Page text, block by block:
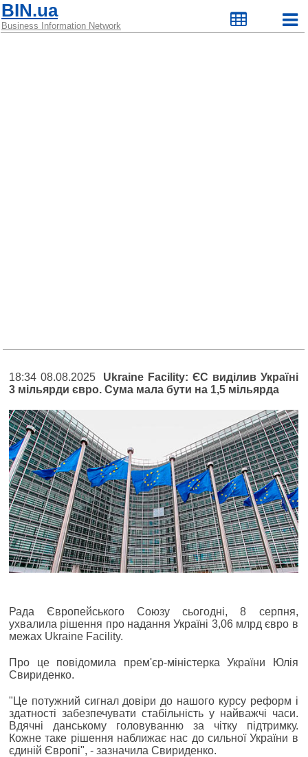
BIN.ua
Business Information Network
18:34 08.08.2025 Ukraine Facility: ЄС виділив Україні
3 мільярди євро. Сума мала бути на 1,5 мільярда
Рада Європейського Союзу сьогодні, 8 серпня,
ухвалила рішення про надання Україні 3,06 млрд євро в
межах Ukraine Facility.
Про це повідомила прем'єр-міністерка України Юлія
Свириденко.
"Це потужний сигнал довіри до нашого курсу реформ і
здатності забезпечувати стабільність у найважчі часи.
Вдячні данському головуванню за чітку підтримку.
Кожне таке рішення наближає нас до сильної України в
єдиній Європі", - зазначила Свириденко.